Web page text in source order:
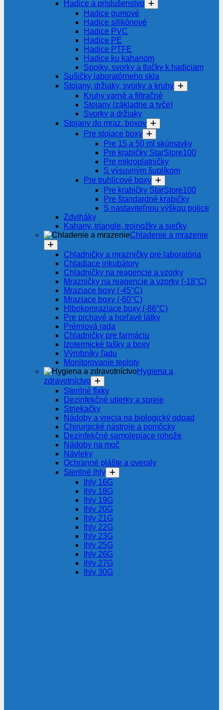
Hadice a príslušenstvo
Hadice gumové
Hadice silikónové
Hadice PVC
Hadice PE
Hadice PTFE
Hadice ku kahanom
Spojky, svorky a tlačky k hadiciam
Sušičky laboratórneho skla
Stojany, držiaky, svorky a kruhy
Kruhy varné a filtračné
Stojany (základne a tyče)
Svorky a držiaky
Stojany do mraz. boxov
Pre stojace boxy
Pre 15 a 50 ml skúmavky
Pre krabičky StarStore100
Pre mikroplatničky
S výsuvným šuplíkom
Pre truhlicové boxy
Pre krabičky StarStore100
Pre štandardné krabičky
S nastaviteľnou výškou police
Zdviháky
Kahany, triangle, trojnožky a sieťky
Chladenie a mrazenie
Chladničky a mrazničky pre laboratória
Chladiace inkubátory
Chladničky na reagencie a vzorky
Mrazničky na reagencie a vzorky (-18°C)
Mraziace boxy (-45°C)
Mraziace boxy (-60°C)
Hlbokomraziace boxy (-86°C)
Pre prchavé a horľavé látky
Prémiová rada
Chladničky pre farmáciu
Izotermické tašky a boxy
Výrobníky ľadu
Monitorovanie teploty
Hygiena a
zdravotníctvo
Sterilné fixky
Dezinfekčné utierky a spreje
Striekačky
Nádoby a vrecia na biologický odpad
Chirurgické nástroje a pomôcky
Dezinfekčné samolepiace rohože
Nádoby na moč
Návleky
Ochranné plášte a overaly
Sterilné ihly
Ihly 16G
Ihly 18G
Ihly 19G
Ihly 20G
Ihly 21G
Ihly 22G
Ihly 23G
Ihly 25G
Ihly 26G
Ihly 27G
Ihly 30G